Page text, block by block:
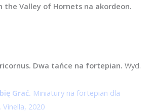
the Valley of Hornets na akordeon.
Dwa tańce na fortepian. Wyd.
Grać. Miniatury na fortepian dla
Vinella, 2020